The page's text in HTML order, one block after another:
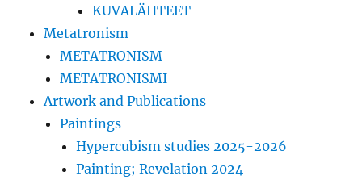
KUVALÄHTEET
Metatronism
METATRONISM
METATRONISMI
Artwork and Publications
Paintings
Hypercubism studies 2025-2026
Painting; Revelation 2024